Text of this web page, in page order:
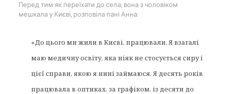
Перед тим як переїхати до села, вона з чоловіком
мешкала у Києві, розповіла пані Анна:
«До цього ми жили в Києві, працювали. Я взагалі
маю медичну освіту, яка ніяк не стосується сиру і
цієї справи, якою я нині займаюся. Я десять років
працювала в оптиках, за графіком, із десяти до